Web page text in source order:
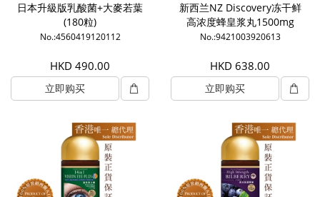
日本升級版乳酸菌+大麥若葉
(180粒)
No.:4560419120112
HKD 490.00
立即购买
新西兰NZ Discovery冻干鲜
高浓度蜂皇浆丸1500mg
(120粒)
No.:9421003920613
HKD 638.00
立即购买